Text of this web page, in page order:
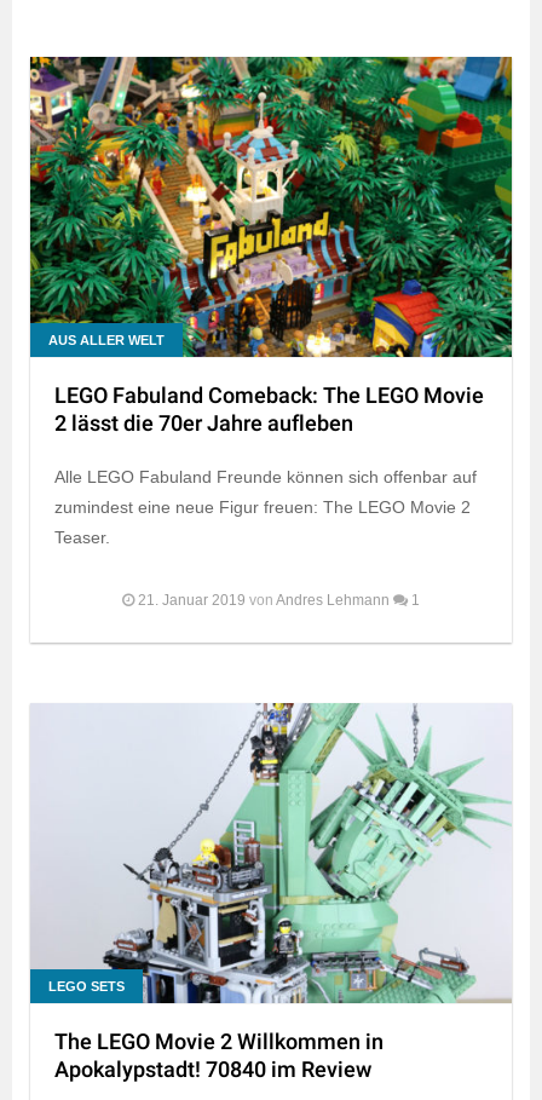
AUS ALLER WELT
LEGO Fabuland Comeback: The LEGO Movie
2 lässt die 70er Jahre aufleben
Alle LEGO Fabuland Freunde können sich offenbar auf
zumindest eine neue Figur freuen: The LEGO Movie 2
Teaser.
21. Januar 2019 von Andres Lehmann 1
LEGO SETS
The LEGO Movie 2 Willkommen in
Apokalypstadt! 70840 im Review